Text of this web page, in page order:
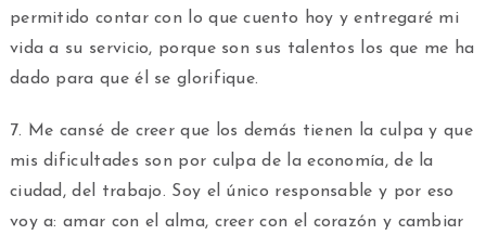
permitido contar con lo que cuento hoy y entregaré mi
vida a su servicio, porque son sus talentos los que me ha
dado para que él se glorifique.
7. Me cansé de creer que los demás tienen la culpa y que
mis dificultades son por culpa de la economía, de la
ciudad, del trabajo. Soy el único responsable y por eso
voy a: amar con el alma, creer con el corazón y cambiar